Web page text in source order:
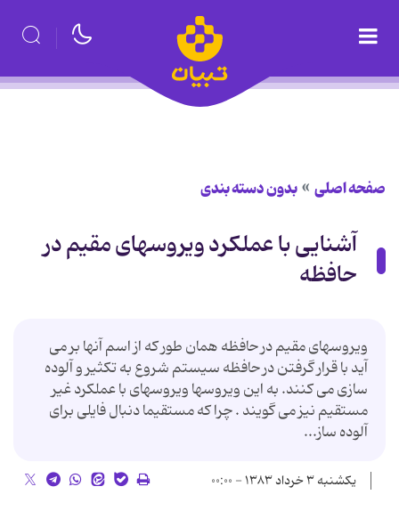
صفحه اصلی بدون دسته بندی
آشنایی با عملكرد ویروسهای مقیم در
حافظه
ویروسهای مقیم در حافظه همان طور كه از اسم آنها بر می
آید با قرار گرفتن در حافظه سیستم شروع به تكثیر و آلوده
سازی می كنند. به این ویروسها ویروسهای با عملكرد غیر
مستقیم نیز می گویند . چرا كه مستقیما دنبال فایلی برای
آلوده ساز...
یکشنبه ۳ خرداد ۱۳۸۳ - ۰۰:۰۰